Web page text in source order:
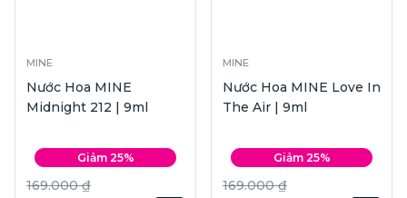
MINE
Nước Hoa MINE
Midnight 212 | 9ml
Giảm 25%
169.000 ₫
MINE
Nước Hoa MINE Love In
The Air | 9ml
Giảm 25%
169.000 ₫